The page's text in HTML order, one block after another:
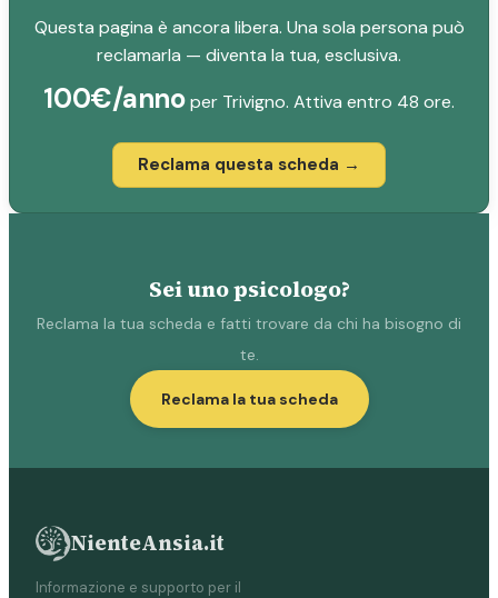
Questa pagina è ancora libera. Una sola persona può
reclamarla — diventa la tua, esclusiva.
100€/annoper Trivigno. Attiva entro 48 ore.
Reclama questa scheda →
Sei uno psicologo?
Reclama la tua scheda e fatti trovare da chi ha bisogno di
te.
Reclama la tua scheda
NienteAnsia.it
Informazione e supporto per il